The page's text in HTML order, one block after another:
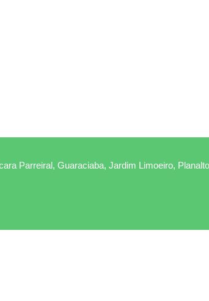
Parreiral, Guaraciaba, Jardim Limoeiro,